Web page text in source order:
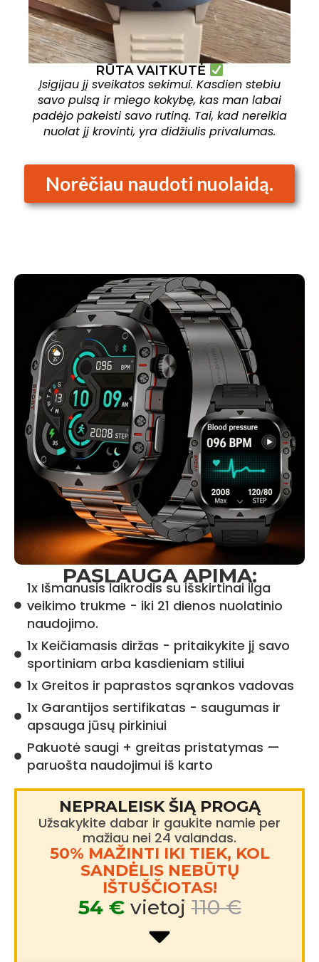
RŪTA VAITKUTĖ
Įsigijau jį sveikatos sekimui. Kasdien stebiu
savo pulsą ir miego kokybę, kas man labai
padėjo pakeisti savo rutiną. Tai, kad nereikia
nuolat jį krovinti, yra didžiulis privalumas.
Norėčiau naudoti nuolaidą.
PASLAUGA APIMA:
1x Išmanusis laikrodis su išskirtinai ilga
veikimo trukme - iki 21 dienos nuolatinio
naudojimo.
1x Keičiamasis diržas - pritaikykite jį savo
sportiniam arba kasdieniam stiliui
1x Greitos ir paprastos sąrankos vadovas
1x Garantijos sertifikatas - saugumas ir
apsauga jūsų pirkiniui
Pakuotė saugi + greitas pristatymas —
paruošta naudojimui iš karto
NEPRALEISK ŠIĄ PROGĄ
Užsakykite dabar ir gaukite namie per
mažiau nei 24 valandas.
50% MAŽINTI IKI TIEK, KOL
SANDĖLIS NEBŪTŲ
IŠTUŠČIOTAS!
54 €vietoj110 €